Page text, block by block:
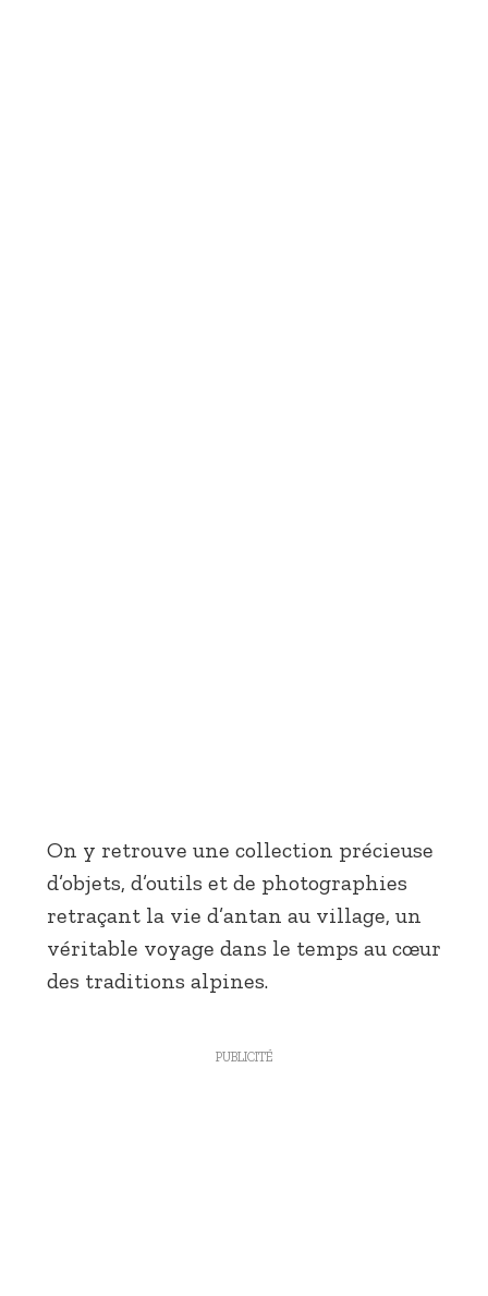
On y retrouve une collection précieuse
d’objets, d’outils et de photographies
retraçant la vie d’antan au village, un
véritable voyage dans le temps au cœur
des traditions alpines.
PUBLICITÉ